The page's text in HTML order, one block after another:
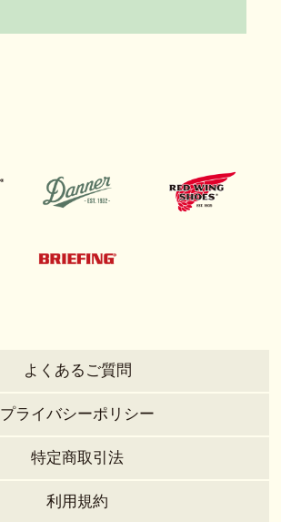
よくあるご質問
プライバシーポリシー
特定商取引法
利用規約